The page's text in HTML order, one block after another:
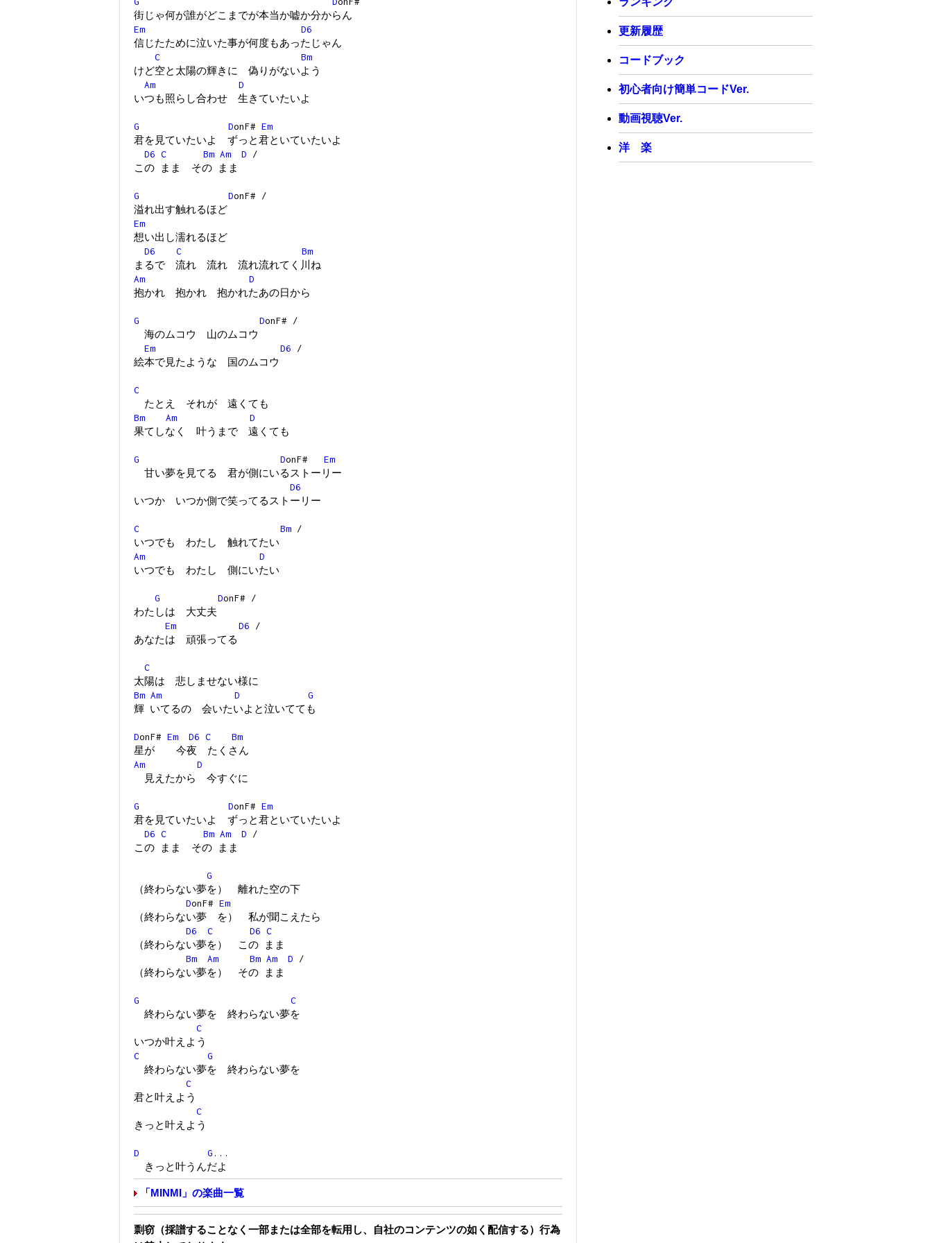
街じゃ何が誰がどこまでが本当か嘘か分からん
Em
D6
信じたために泣いた事が何度もあったじゃん
C
Bm
けど空と太陽の輝きに 偽りがないよう
Am
D
いつも照らし合わせ 生きていたいよ
G DonF# Em
君を見ていたいよ ずっと君といていたいよ
D6 C Bm Am D /
この まま その まま
G DonF# /
溢れ出す触れるほど
Em
想い出し濡れるほど
D6
C
Bm
まるで 流れ 流れ 流れ流れてく川ね
Am
D
抱かれ 抱かれ 抱かれたあの日から
G DonF# /
海のムコウ 山のムコウ
Em
D6 /
絵本で見たような 国のムコウ
C
たとえ それが 遠くても
Bm
Am
D
果てしなく 叶うまで 遠くても
G DonF# Em
甘い夢を見てる 君が側にいるストーリー
D6
いつか いつか側で笑ってるストーリー
C Bm /
いつでも わたし 触れてたい
Am
D
いつでも わたし 側にいたい
G DonF# /
わたしは 大丈夫
Em
D6 /
あなたは 頑張ってる
C
太陽は 悲しませない様に
Bm Am D
G
輝 いてるの 会いたいよと泣いてても
DonF# Em D6 C
Bm
星が 今夜 たくさん
Am
D
見えたから 今すぐに
G DonF# Em
君を見ていたいよ ずっと君といていたいよ
D6 C Bm Am D /
この まま その まま
G
（終わらない夢を） 離れた空の下
DonF# Em
（終わらない夢 を） 私が聞こえたら
D6
C D6 C
（終わらない夢を） この まま
Bm
Am Bm Am D /
（終わらない夢を） その まま
G
C
終わらない夢を 終わらない夢を
C
いつか叶えよう
C
G
終わらない夢を 終わらない夢を
C
君と叶えよう
C
きっと叶えよう
D G ...
きっと叶うんだよ
「MINMI」の楽曲一覧
剽窃（採譜することなく一部または全部を転用し、自社のコンテンツの如く配信する）行為
更新履歴
コードブック
初心者向け簡単コードVer.
動画視聴Ver.
洋 楽